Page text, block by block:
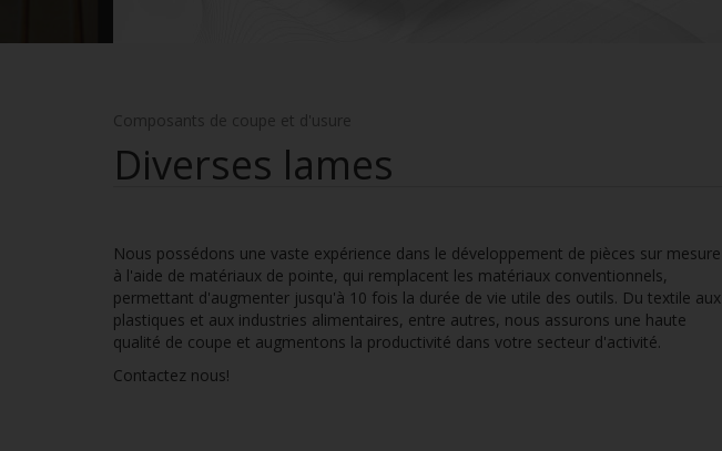
Composants de coupe et d'usure
Diverses lames
Nous possédons une vaste expérience dans le développement de pièces sur mesure
à l'aide de matériaux de pointe, qui remplacent les matériaux conventionnels,
permettant d'augmenter jusqu'à 10 fois la durée de vie utile des outils. Du textile aux
plastiques et aux industries alimentaires, entre autres, nous assurons une haute
qualité de coupe et augmentons la productivité dans votre secteur d'activité.
Contactez nous!